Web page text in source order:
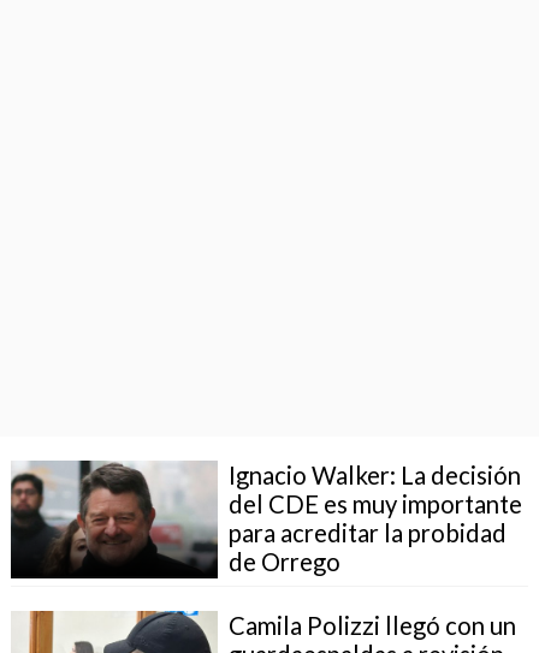
Ignacio Walker: La decisión
del CDE es muy importante
para acreditar la probidad
de Orrego
Camila Polizzi llegó con un